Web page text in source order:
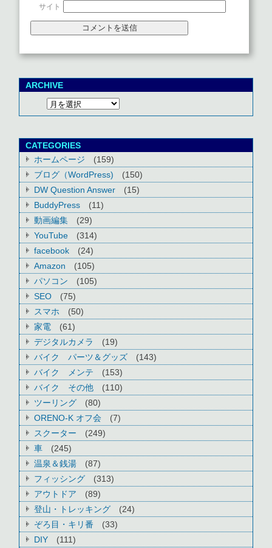
サイト
ARCHIVE
CATEGORIES
ホームページ
(159)
ブログ（WordPress)
(150)
DW Question Answer
(15)
BuddyPress
(11)
動画編集
(29)
YouTube
(314)
facebook
(24)
Amazon
(105)
パソコン
(105)
SEO
(75)
スマホ
(50)
家電
(61)
デジタルカメラ
(19)
バイク パーツ＆グッズ
(143)
バイク メンテ
(153)
バイク その他
(110)
ツーリング
(80)
ORENO-K オフ会
(7)
スクーター
(249)
車
(245)
温泉＆銭湯
(87)
フィッシング
(313)
アウトドア
(89)
登山・トレッキング
(24)
ぞろ目・キリ番
(33)
DIY
(111)